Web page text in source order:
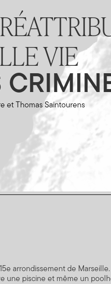
VIE
et Thomas Saintourens
arrondissement de
une piscine et même un